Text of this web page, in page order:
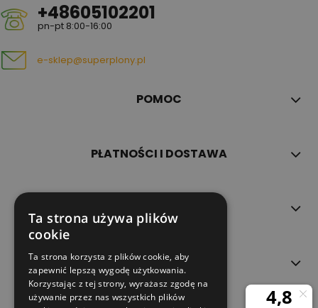
+48605102201
pn-pt 8:00-16:00
e-sklep@superplony.pl
POMOC
PŁATNOŚCI I DOSTAWA
O NAS
Ta strona używa plików
cookie
Ta strona korzysta z plików cookie, aby
zapewnić lepszą wygodę użytkowania.
Korzystając z tej strony, wyrażasz zgodę na
używanie przez nas wszystkich plików